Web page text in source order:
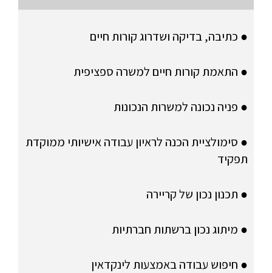
● כתיבה, בדיקה ושדרוג קורות חיים
● התאמת קורות חיים למשרה ספציפית
● פניה נכונה למשרות הנכונות
● סימולציית הכנה לראיון עבודה אישיותי ממוקדת
תפקיד
● תכנון נכון של קריירה
● מיתוג נכון ברשתות חברתיות
● חיפוש עבודה באמצעות לינקדאין